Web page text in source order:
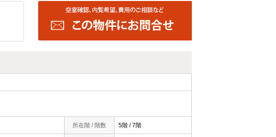
所在階 / 階数 5階 / 7階